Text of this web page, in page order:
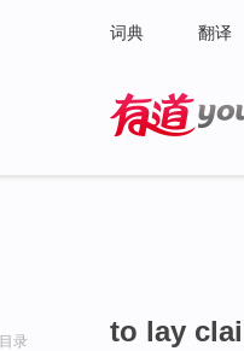
词典 翻译
目录 to lay